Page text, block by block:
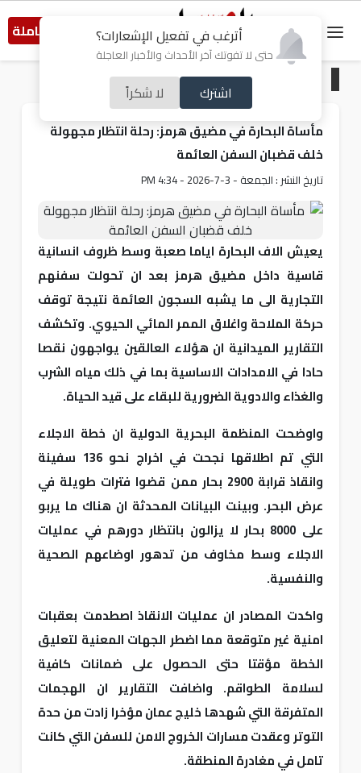
أترغب في تفعيل الإشعارات؟
حتى لا تفوتك آخر الأحداث والأخبار العاجلة
اشترك لا شكراً
النسخة الكاملة
صحة
مأساة البحارة في مضيق هرمز: رحلة انتظار مجهولة
خلف قضبان السفن العائمة
تاريخ النشر : الجمعة - 3-7-2026 - 4:34 PM
يعيش الاف البحارة اياما صعبة وسط ظروف انسانية
قاسية داخل مضيق هرمز بعد ان تحولت سفنهم
التجارية الى ما يشبه السجون العائمة نتيجة توقف
حركة الملاحة واغلاق الممر المائي الحيوي. وتكشف
التقارير الميدانية ان هؤلاء العالقين يواجهون نقصا
حادا في الامدادات الاساسية بما في ذلك مياه الشرب
والغذاء والادوية الضرورية للبقاء على قيد الحياة.
واوضحت المنظمة البحرية الدولية ان خطة الاجلاء
التي تم اطلاقها نجحت في اخراج نحو 136 سفينة
وانقاذ قرابة 2900 بحار ممن قضوا فترات طويلة في
عرض البحر. وبينت البيانات المحدثة ان هناك ما يربو
على 8000 بحار لا يزالون بانتظار دورهم في عمليات
الاجلاء وسط مخاوف من تدهور اوضاعهم الصحية
والنفسية.
واكدت المصادر ان عمليات الانقاذ اصطدمت بعقبات
امنية غير متوقعة مما اضطر الجهات المعنية لتعليق
الخطة مؤقتا حتى الحصول على ضمانات كافية
لسلامة الطواقم. واضافت التقارير ان الهجمات
المتفرقة التي شهدها خليج عمان مؤخرا زادت من حدة
التوتر وعقدت مسارات الخروج الامن للسفن التي كانت
تامل في مغادرة المنطقة.